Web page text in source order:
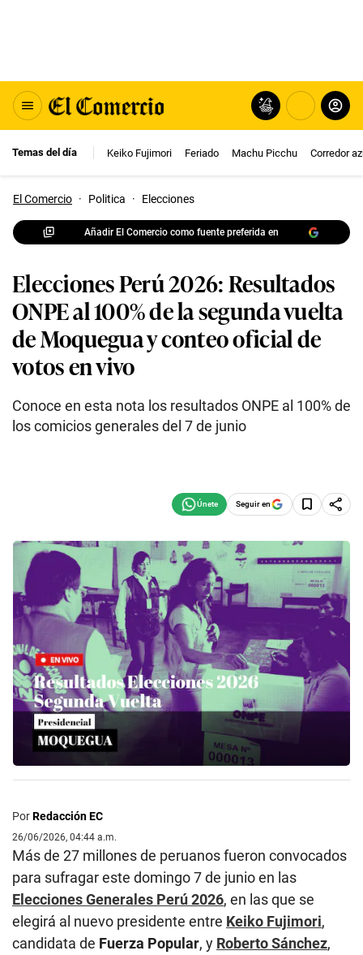
Temas del día Keiko Fujimori Feriado Machu Picchu Corredor
El Comercio · Politica · Elecciones
Añadir El Comercio como fuente preferida en
Elecciones Perú 2026: Resultados
ONPE al 100% de la segunda vuelta
de Moquegua y conteo oficial de
votos en vivo
Conoce en esta nota los resultados ONPE al 100% de
los comicios generales del 7 de junio
Seguir en
PorRedacción EC
26/06/2026, 04:44 a.m.
Más de 27 millones de peruanos fueron convocados
para sufragar este domingo 7 de junio en las
Elecciones Generales Perú 2026, en las que se
elegirá al nuevo presidente entre Keiko Fujimori,
candidata de Fuerza Popular, y Roberto Sánchez,